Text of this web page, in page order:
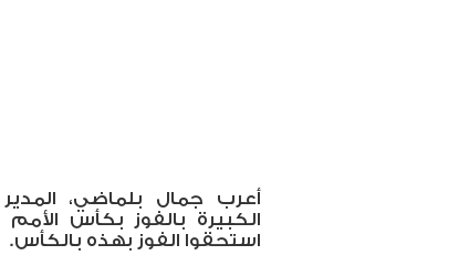
أعرب جمال بلماضي،
الكبيرة بالفوز بكأس الأمم
استحقوا الفوز بهذه بالكأس.